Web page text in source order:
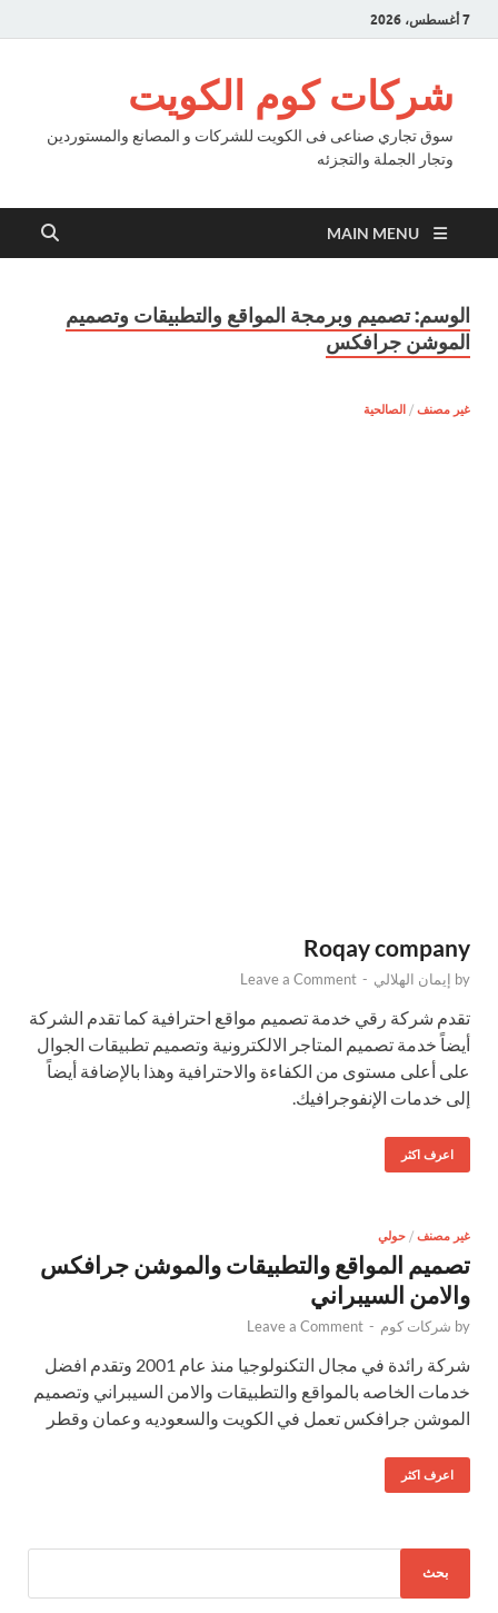
7 أغسطس، 2026
شركات كوم الكويت
سوق تجاري صناعى فى الكويت للشركات و المصانع والمستوردين
وتجار الجملة والتجزئه
MAIN MENU
الوسم:تصميم وبرمجة المواقع والتطبيقات وتصميم
الموشن جرافكس
غير مصنف / الصالحية
Roqay company
by إيمان الهلالي -
Leave a Comment
تقدم شركة رقي خدمة تصميم مواقع احترافية كما تقدم الشركة
أيضاً خدمة تصميم المتاجر الالكترونية وتصميم تطبيقات الجوال
على أعلى مستوى من الكفاءة والاحترافية وهذا بالإضافة أيضاً
إلى خدمات الإنفوجرافيك.
اعرف اكثر
غير مصنف / حولي
تصميم المواقع والتطبيقات والموشن جرافكس
والامن السيبراني
by شركات كوم -
Leave a Comment
شركة رائدة في مجال التكنولوجيا منذ عام 2001 وتقدم افضل
خدمات الخاصه بالمواقع والتطبيقات والامن السيبراني وتصميم
الموشن جرافكس تعمل في الكويت والسعوديه وعمان وقطر
اعرف اكثر